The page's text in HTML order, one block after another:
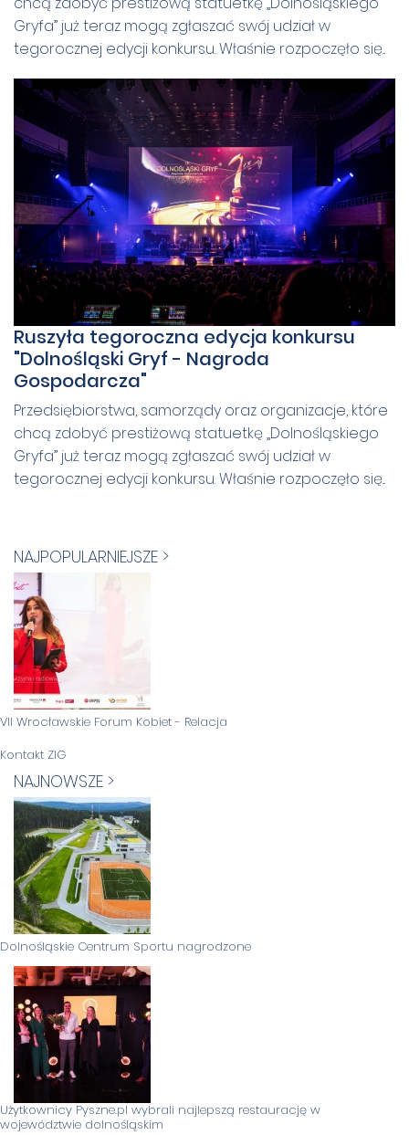
Gryfa” już teraz mogą zgłaszać swój udział w
tegorocznej edycji konkursu. Właśnie rozpoczęło się...
Ruszyła tegoroczna edycja konkursu
"Dolnośląski Gryf - Nagroda
Gospodarcza"
Przedsiębiorstwa, samorządy oraz organizacje, które
chcą zdobyć prestiżową statuetkę „Dolnośląskiego
Gryfa” już teraz mogą zgłaszać swój udział w
tegorocznej edycji konkursu. Właśnie rozpoczęło się...
NAJPOPULARNIEJSZE >
VII Wrocławskie Forum Kobiet - Relacja
Kontakt ZIG
NAJNOWSZE >
Dolnośląskie Centrum Sportu nagrodzone
Użytkownicy Pyszne.pl wybrali najlepszą restaurację w
województwie dolnośląskim